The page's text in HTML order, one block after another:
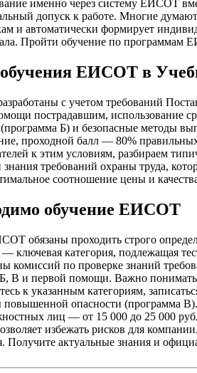
именно через систему ЕИСОТ
допуск к работе. Многие
и автоматически формирует
Пройти обучение по программам
ЕИСОТ в
с учетом требований
пострадавшим, использование
(программа Б) и безопасные методы
проходной балл — 80%
к этим условиям, разбираем
знания требований охраны труда,
соотношение цены и
обучение ЕИСОТ
обязаны проходить строго
— ключевая категория, подлежащая
комиссий по проверке знаний
В и первой помощи. Важно понимать:
к указанным категориям,
повышенной опасности (программа
лиц — от 15 000 до 25 000
избежать рисков для
Получите актуальные знания и